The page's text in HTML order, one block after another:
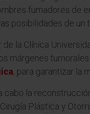
fumadores de
posibilidades de un
de la Clínica
márgenes
, para garantizar la
cabo la
Plástica y